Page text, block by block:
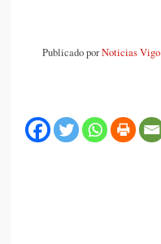
Publicado porNoticias Vigo